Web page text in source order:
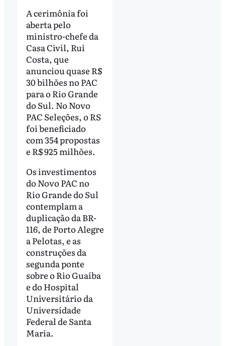
A cerimônia foi
aberta pelo
ministro-chefe da
Casa Civil, Rui
Costa, que
anunciou quase R$
30 bilhões no PAC
para o Rio Grande
do Sul. No Novo
PAC Seleções, o RS
foi beneficiado
com 354 propostas
e R$ 925 milhões.
Os investimentos
do Novo PAC no
Rio Grande do Sul
contemplam a
duplicação da BR-
116, de Porto Alegre
a Pelotas, e as
construções da
segunda ponte
sobre o Rio Guaíba
e do Hospital
Universitário da
Universidade
Federal de Santa
Maria.